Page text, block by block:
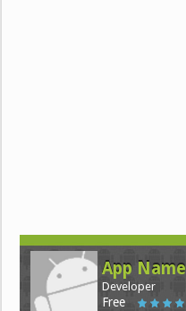
App Name
Developer
Free